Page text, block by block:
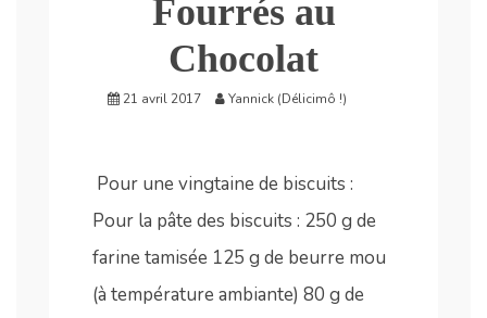
Fourrés au
Chocolat
21 avril 2017 Yannick (Délicimô !)
Pour une vingtaine de biscuits :
Pour la pâte des biscuits : 250 g de
farine tamisée 125 g de beurre mou
(à température ambiante) 80 g de